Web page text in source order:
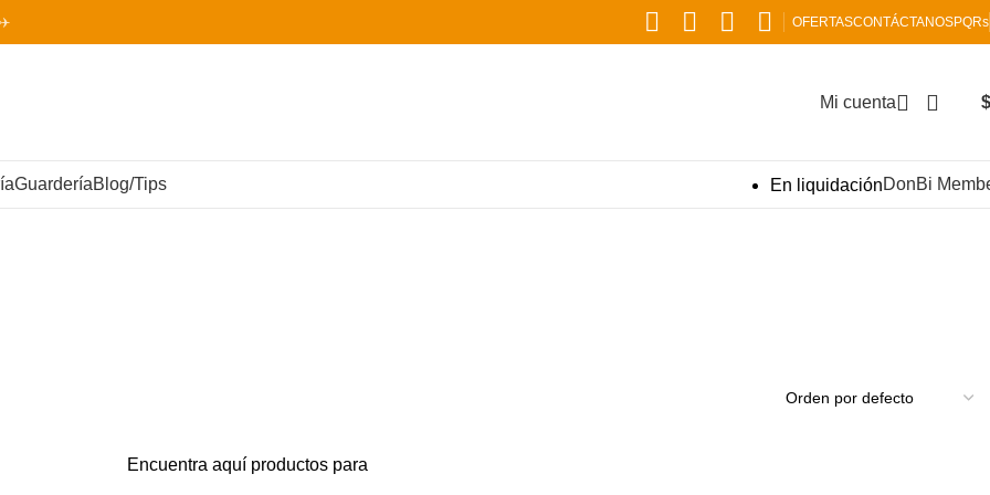
OFERTASCONTÁCTANOSPQRs
Mi cuenta $
GuarderíaBlog/Tips En liquidaciónDonBi
Encuentra aquí productos para